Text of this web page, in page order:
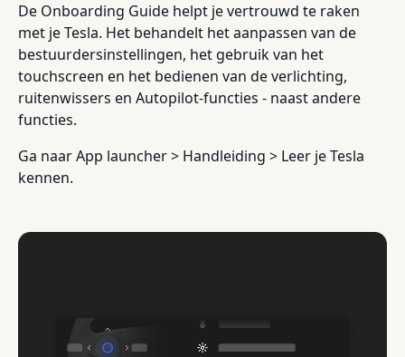
De Onboarding Guide helpt je vertrouwd te raken
met je Tesla. Het behandelt het aanpassen van de
bestuurdersinstellingen, het gebruik van het
touchscreen en het bedienen van de verlichting,
ruitenwissers en Autopilot-functies - naast andere
functies.
Ga naar App launcher > Handleiding > Leer je Tesla
kennen.